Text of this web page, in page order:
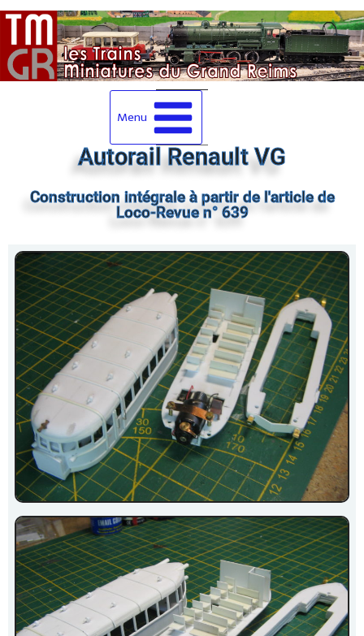
Menu
Autorail Renault VG
Construction intégrale à partir de l'article de
Loco-Revue n° 639